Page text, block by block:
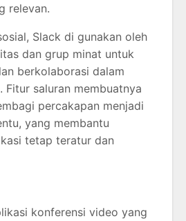
relevan.
Slack di gunakan oleh
dan grup minat untuk
berkolaborasi dalam
Fitur saluran membuatnya
percakapan menjadi
yang membantu
tetap teratur dan
konferensi video yang